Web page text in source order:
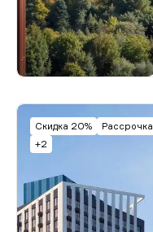
Скидка 20%
Рассрочка
+2